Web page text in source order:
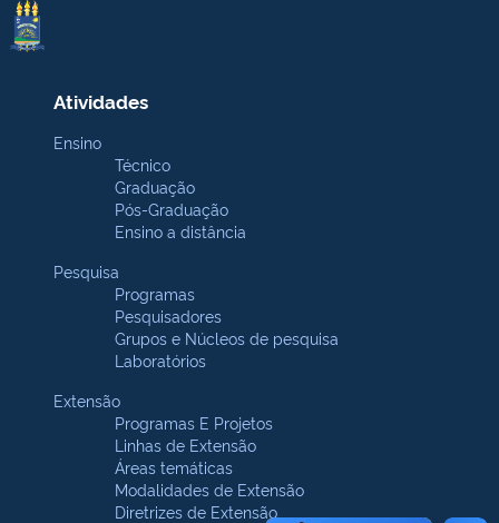
Atividades
Ensino
Técnico
Graduação
Pós-Graduação
Ensino a distância
Pesquisa
Programas
Pesquisadores
Grupos e Núcleos de pesquisa
Laboratórios
Extensão
Programas E Projetos
Linhas de Extensão
Áreas temáticas
Modalidades de Extensão
Diretrizes de Extensão